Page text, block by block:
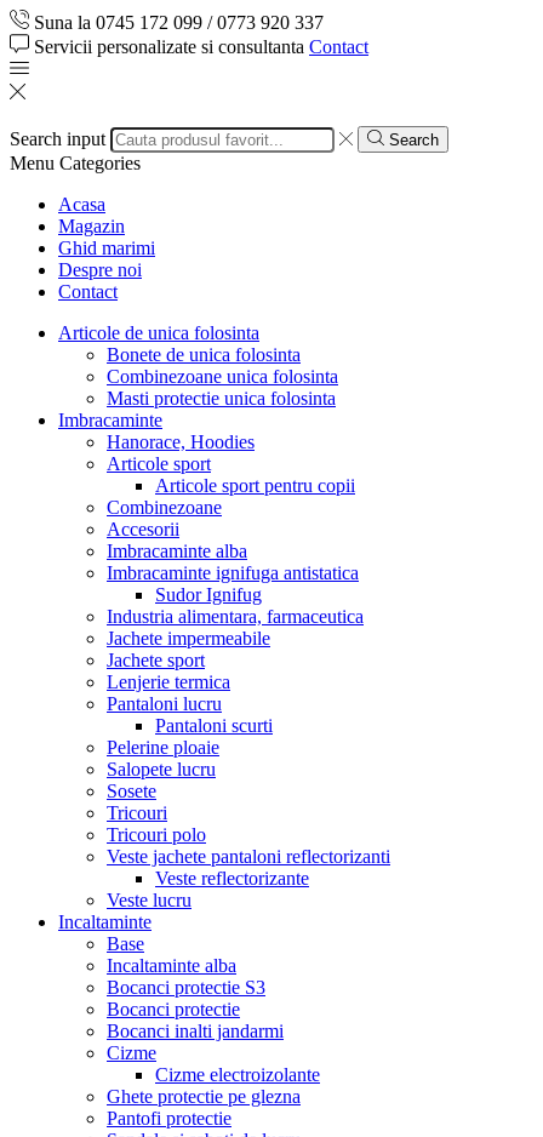
Suna la 0745 172 099 / 0773 920 337
Servicii personalizate si consultanta Contact
Search input Search
Menu Categories
Acasa
Magazin
Ghid marimi
Despre noi
Contact
Articole de unica folosinta
Bonete de unica folosinta
Combinezoane unica folosinta
Masti protectie unica folosinta
Imbracaminte
Hanorace, Hoodies
Articole sport
Articole sport pentru copii
Combinezoane
Accesorii
Imbracaminte alba
Imbracaminte ignifuga antistatica
Sudor Ignifug
Industria alimentara, farmaceutica
Jachete impermeabile
Jachete sport
Lenjerie termica
Pantaloni lucru
Pantaloni scurti
Pelerine ploaie
Salopete lucru
Sosete
Tricouri
Tricouri polo
Veste jachete pantaloni reflectorizanti
Veste reflectorizante
Veste lucru
Incaltaminte
Base
Incaltaminte alba
Bocanci protectie S3
Bocanci protectie
Bocanci inalti jandarmi
Cizme
Cizme electroizolante
Ghete protectie pe glezna
Pantofi protectie